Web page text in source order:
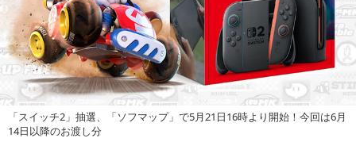
「スイッチ2」抽選、「ソフマップ」で5月21日16時より開始！今回は6月
14日以降のお渡し分